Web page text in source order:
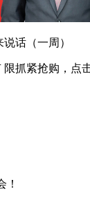
话（一周）
抓紧抢购，点
！